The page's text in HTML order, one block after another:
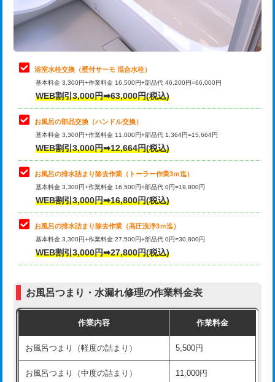
止水・漏水調査・防水処理・清掃・修
理・調整・分解・加工など（軽作業）
止水・漏水調査・防水処理・清掃・修
理・調整・分解・加工など（中作業）
22,000円
止水・漏水調査・防水処理・清掃・修
理・調整・分解・加工など（重作業）
33,000円
トイレタンク脱着
トイレ便器脱着
タンクレストイレ脱着 33,000円
小便器トイレ脱着
その他部品の脱着 8,800円～
交換・取付（タンク）
交換・取付（普通便座） 11,000円+材料費
交換・取付（温水洗浄便座） 16,500円+材料費
交換・取付(単水栓（壁付・デッキ
式）)
13,200円+材料費
浴室水栓交換（壁付サーモ 混合水栓）
基本料金 3,300円+作業料金 16,500円+部品代 46,200円=66,000円
WEB割引3,000円➡63,000円(税込)
お風呂の部品交換（ハンドル交換）
基本料金 3,300円+作業料金 11,000円+部品代 1,364円=15,664円
WEB割引3,000円➡12,664円(税込)
お風呂の排水詰まり除去作業（トーラー作業3ｍ迄）
基本料金 3,300円+作業料金 16,500円+部品代 0円=19,800円
WEB割引3,000円➡16,800円(税込)
お風呂の排水詰まり除去作業（高圧洗浄3ｍ迄）
基本料金 3,300円+作業料金 27,500円+部品代 0円=30,800円
WEB割引3,000円➡27,800円(税込)
お風呂つまり・水漏れ修理の作業料金表
作業内容 作業料金
お風呂つまり（軽度の詰まり） 5,500円
お風呂つまり（中度の詰まり） 11,000円